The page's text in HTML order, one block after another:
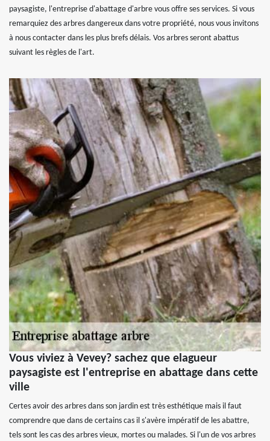
paysagiste, l'entreprise d'abattage d'arbre vous offre ses services. Si vous
remarquiez des arbres dangereux dans votre propriété, nous vous invitons
à nous contacter dans les plus brefs délais. Vos arbres seront abattus
suivant les règles de l'art.
Vous viviez à Vevey? sachez que elagueur
paysagiste est l'entreprise en abattage dans cette
ville
Certes avoir des arbres dans son jardin est très esthétique mais il faut
comprendre que dans de certains cas il s'avère impératif de les abattre,
tels sont les cas des arbres vieux, mortes ou malades. Si l'un de vos arbres